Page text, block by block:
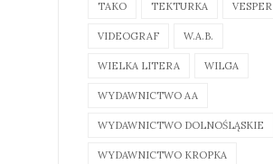
TAKO TEKTURKA VESPER
VIDEOGRAF W.A.B.
WIELKA LITERA WILGA
WYDAWNICTWO AA
WYDAWNICTWO DOLNOŚLĄSKIE
WYDAWNICTWO KROPKA